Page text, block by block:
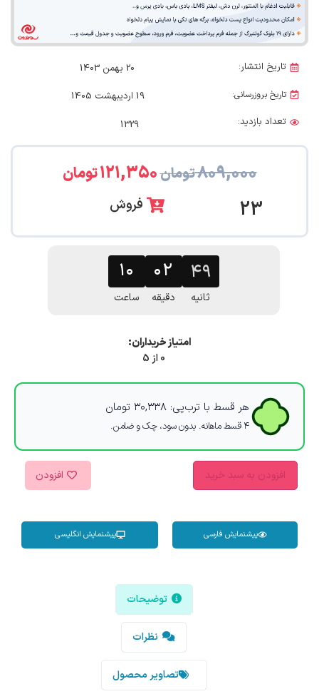
تاریخ انتشار: 20 بهمن 1403
تاریخ بروزرسانی:
19 اردیبهشت 1405
تعداد بازدید:
1329
۸۰۹,۰۰۰تومان۱۲۱,۳۵۰تومان
23 فروش
۱۰
ساعت
۰۲
دقیقه
۴۸
ثانیه
امتیاز خریداران:
0 از 5
هر قسط با ترب‌پی: ۳۰,۳۳۸ تومان
۴ قسط ماهانه. بدون سود، چک و ضامن.
افزودن به سبد خرید افزودن
پیشنمایش فارسی پیشنمایش انگلیسی
توضیحات
نظرات
تصاویر محصول